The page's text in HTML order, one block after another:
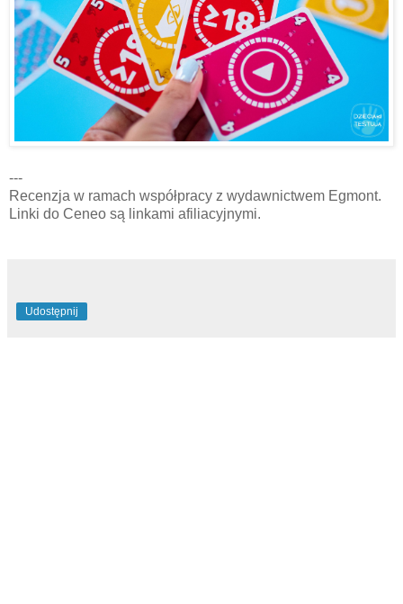
---
Recenzja w ramach współpracy z wydawnictwem Egmont.
Linki do Ceneo są linkami afiliacyjnymi.
Udostępnij